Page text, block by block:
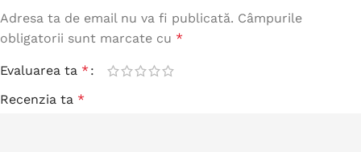
Adresa ta de email nu va fi publicată. Câmpurile
obligatorii sunt marcate cu *
Evaluarea ta *
Recenzia ta *